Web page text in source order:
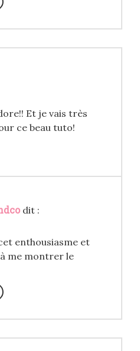
Et je vais très
ce beau tuto!
dit :
enthousiasme et
à me montrer le